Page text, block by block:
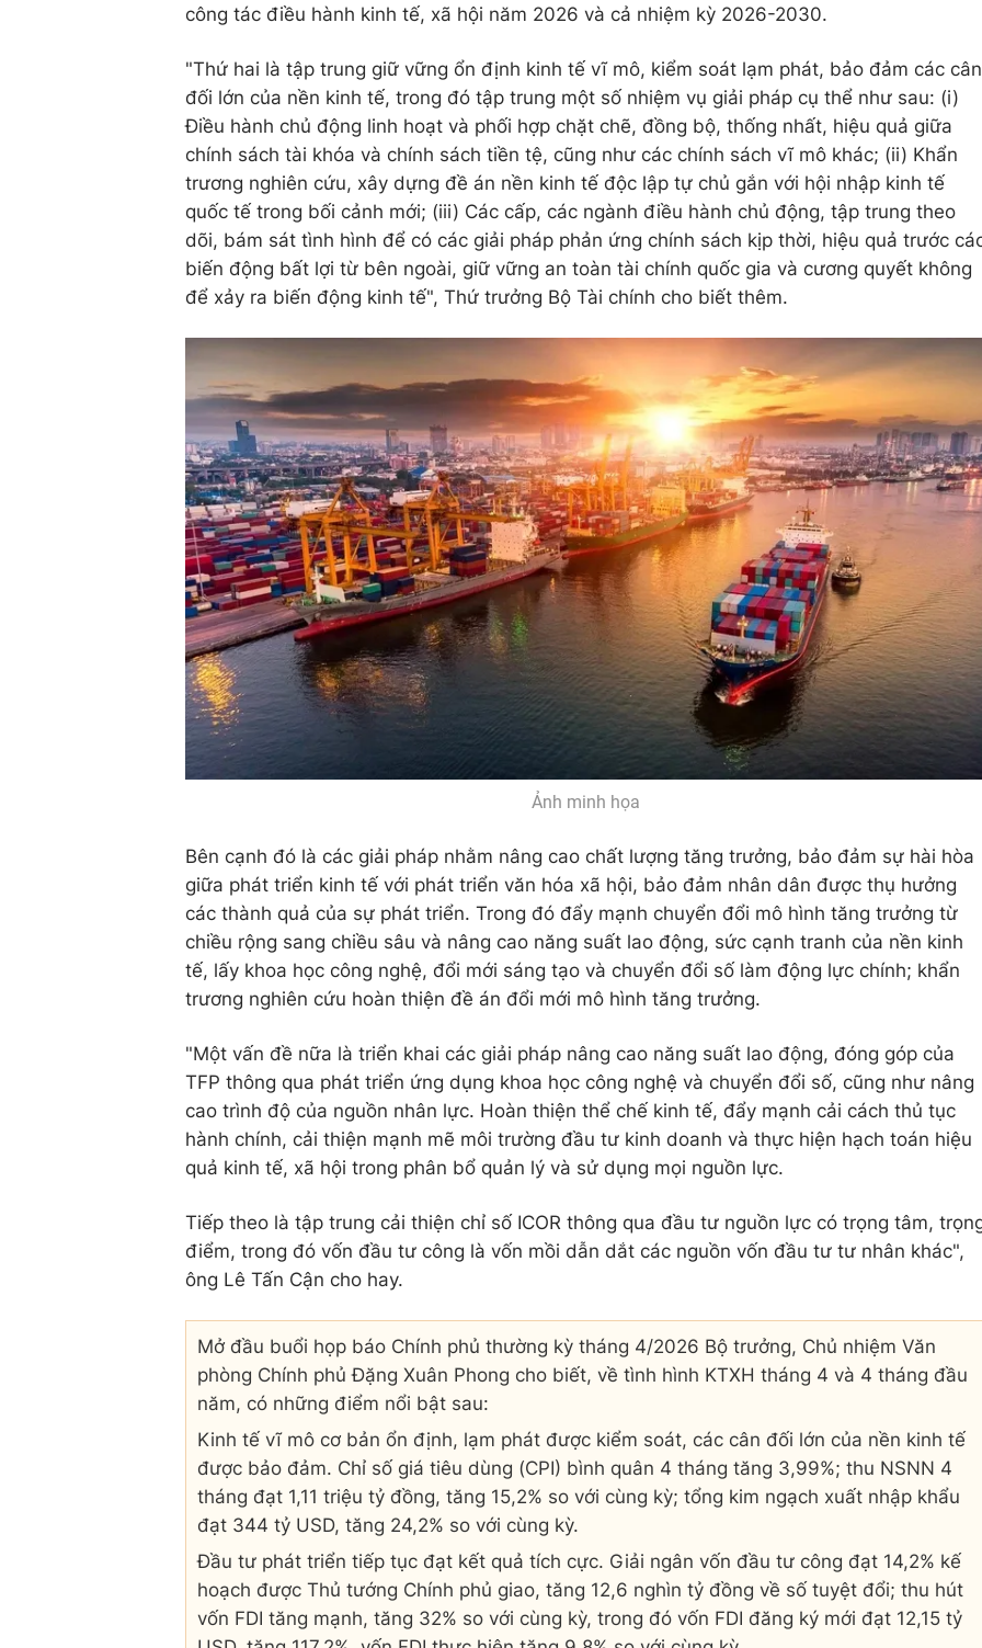
công tác điều hành kinh tế, xã hội năm 2026 và cả nhiệm kỳ 2026-2030.
"Thứ hai là tập trung giữ vững ổn định kinh tế vĩ mô, kiểm soát lạm phát, bảo đảm các cân
đối lớn của nền kinh tế, trong đó tập trung một số nhiệm vụ giải pháp cụ thể như sau: (i)
Điều hành chủ động linh hoạt và phối hợp chặt chẽ, đồng bộ, thống nhất, hiệu quả giữa
chính sách tài khóa và chính sách tiền tệ, cũng như các chính sách vĩ mô khác; (ii) Khẩn
trương nghiên cứu, xây dựng đề án nền kinh tế độc lập tự chủ gắn với hội nhập kinh tế
quốc tế trong bối cảnh mới; (iii) Các cấp, các ngành điều hành chủ động, tập trung theo
dõi, bám sát tình hình để có các giải pháp phản ứng chính sách kịp thời, hiệu quả trước
biến động bất lợi từ bên ngoài, giữ vững an toàn tài chính quốc gia và cương quyết không
để xảy ra biến động kinh tế", Thứ trưởng Bộ Tài chính cho biết thêm.
Ảnh minh họa
Bên cạnh đó là các giải pháp nhằm nâng cao chất lượng tăng trưởng, bảo đảm sự hài hòa
giữa phát triển kinh tế với phát triển văn hóa xã hội, bảo đảm nhân dân được thụ hưởng
các thành quả của sự phát triển. Trong đó đẩy mạnh chuyển đổi mô hình tăng trưởng từ
chiều rộng sang chiều sâu và nâng cao năng suất lao động, sức cạnh tranh của nền kinh
tế, lấy khoa học công nghệ, đổi mới sáng tạo và chuyển đổi số làm động lực chính; khẩn
trương nghiên cứu hoàn thiện đề án đổi mới mô hình tăng trưởng.
"Một vấn đề nữa là triển khai các giải pháp nâng cao năng suất lao động, đóng góp của
TFP thông qua phát triển ứng dụng khoa học công nghệ và chuyển đổi số, cũng như nâng
cao trình độ của nguồn nhân lực. Hoàn thiện thể chế kinh tế, đẩy mạnh cải cách thủ tục
hành chính, cải thiện mạnh mẽ môi trường đầu tư kinh doanh và thực hiện hạch toán hiệu
quả kinh tế, xã hội trong phân bổ quản lý và sử dụng mọi nguồn lực.
Tiếp theo là tập trung cải thiện chỉ số ICOR thông qua đầu tư nguồn lực có trọng tâm,
điểm, trong đó vốn đầu tư công là vốn mồi dẫn dắt các nguồn vốn đầu tư tư nhân khác",
ông Lê Tấn Cận cho hay.
Mở đầu buổi họp báo Chính phủ thường kỳ tháng 4/2026 Bộ trưởng, Chủ nhiệm Văn
phòng Chính phủ Đặng Xuân Phong cho biết, về tình hình KTXH tháng 4 và 4 tháng đầu
năm, có những điểm nổi bật sau:
Kinh tế vĩ mô cơ bản ổn định, lạm phát được kiểm soát, các cân đối lớn của nền kinh tế
được bảo đảm. Chỉ số giá tiêu dùng (CPI) bình quân 4 tháng tăng 3,99%; thu NSNN 4
tháng đạt 1,11 triệu tỷ đồng, tăng 15,2% so với cùng kỳ; tổng kim ngạch xuất nhập khẩu
đạt 344 tỷ USD, tăng 24,2% so với cùng kỳ.
Đầu tư phát triển tiếp tục đạt kết quả tích cực. Giải ngân vốn đầu tư công đạt 14,2% kế
hoạch được Thủ tướng Chính phủ giao, tăng 12,6 nghìn tỷ đồng về số tuyệt đổi; thu hút
vốn FDI tăng mạnh, tăng 32% so với cùng kỳ, trong đó vốn FDI đăng ký mới đạt 12,15 tỷ